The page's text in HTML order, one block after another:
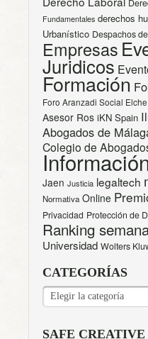
Fundamentales derechos
Urbanístico Despachos
Empresas
Juridicos
Formación
Foro Aranzadi Social Elche
Asesor Ros iKN Spain
Abogados de
Colegio de
Jaen Justicia legaltech
Normativa Online
Privacidad Protección de
Ranking
Universidad Wolters
CATEGORÍAS
CATEGORÍAS
SAFE CREATIVE